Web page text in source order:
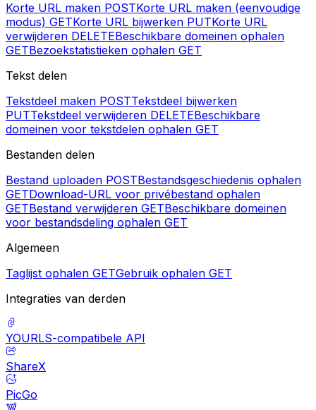
Korte URL maken POSTKorte URL maken (eenvoudige
modus) GETKorte URL bijwerken PUTKorte URL
verwijderen DELETEBeschikbare domeinen ophalen
GETBezoekstatistieken ophalen GET
Tekst delen
Tekstdeel maken POSTTekstdeel bijwerken
PUTTekstdeel verwijderen DELETEBeschikbare
domeinen voor tekstdelen ophalen GET
Bestanden delen
Bestand uploaden POSTBestandsgeschiedenis ophalen
GETDownload-URL voor privébestand ophalen
GETBestand verwijderen GETBeschikbare domeinen
voor bestandsdeling ophalen GET
Algemeen
Taglijst ophalen GETGebruik ophalen GET
Integraties van derden
YOURLS-compatibele API
ShareX
PicGo